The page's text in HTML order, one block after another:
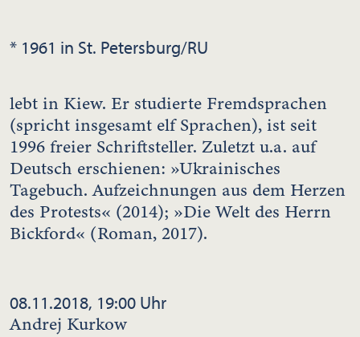
* 1961 in St. Petersburg/RU
lebt in Kiew. Er studierte Fremdsprachen
(spricht insgesamt elf Sprachen), ist seit
1996 freier Schriftsteller. Zuletzt u.a. auf
Deutsch erschienen: »Ukrainisches
Tagebuch. Aufzeichnungen aus dem Herzen
des Protests« (2014); »Die Welt des Herrn
Bickford« (Roman, 2017).
08.11.2018, 19:00 Uhr
Andrej Kurkow